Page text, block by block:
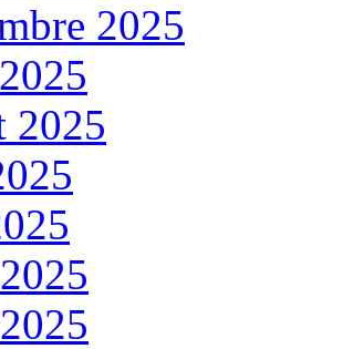
2025
2025